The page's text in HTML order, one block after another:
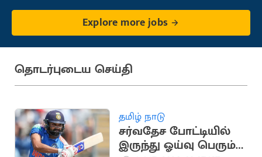
Explore more jobs
தொடர்புடைய செய்தி
தமிழ் நாடு
சர்வதேச போட்டியில்
இருந்து ஓய்வு பெரும்